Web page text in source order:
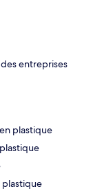
entreprises
plastique
plastique